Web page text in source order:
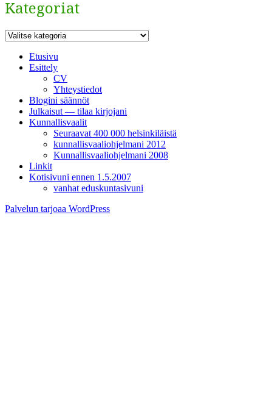
Kategoriat
Kategoriat
Etusivu
Esittely
CV
Yhteystiedot
Blogini säännöt
Julkaisut — tilaa kirjojani
Kunnallisvaalit
Seuraavat 400 000 helsinkiläistä
kunnallisvaaliohjelmani 2012
Kunnallisvaaliohjelmani 2008
Linkit
Kotisivuni ennen 1.5.2007
vanhat eduskuntasivuni
Palvelun tarjoaa WordPress